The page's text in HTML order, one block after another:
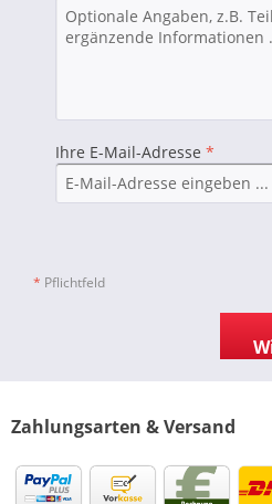
Ihre E-Mail-Adresse *
* Pflichtfeld
Zahlungsarten & Versand